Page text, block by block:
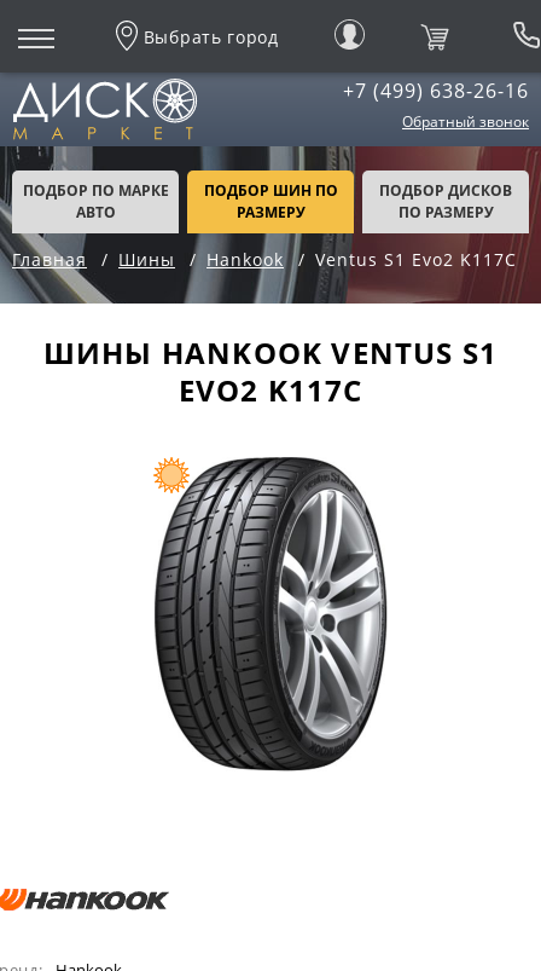
Выбрать город
+7 (499) 638-26-16
Обратный звонок
ПОДБОР ПО МАРКЕ
АВТО
ПОДБОР ШИН ПО
РАЗМЕРУ
ПОДБОР ДИСКОВ
ПО РАЗМЕРУ
Главная Шины Hankook Ventus S1 Evo2 K117C
ШИНЫ HANKOOK VENTUS S1
EVO2 K117C